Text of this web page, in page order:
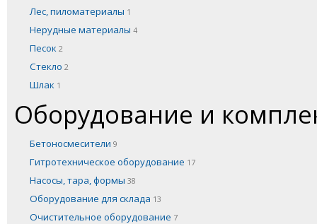
Лес, пиломатериалы 1
Нерудные материалы 4
Песок 2
Стекло 2
Шлак 1
Оборудование и
Бетоносмесители 9
Гитротехническое оборудование 17
Насосы, тара, формы 38
Оборудование для склада 13
Очистительное оборудование 7